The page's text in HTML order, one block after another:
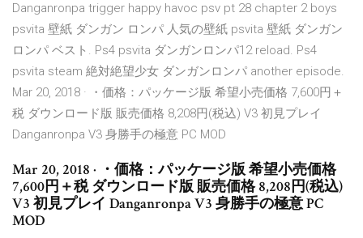
Danganronpa trigger happy havoc psv pt 28 chapter 2 boys
psvita 壁紙 ダンガン ロンパ 人気の壁紙 psvita 壁紙 ダンガン
ロンパ ベスト. Ps4 psvita ダンガンロンパ12 reload. Ps4
psvita steam 絶対絶望少女 ダンガンロンパ another episode.
Mar 20, 2018 · ・価格：パッケージ版 希望小売価格 7,600円＋
税 ダウンロード版 販売価格 8,208円(税込) V3 初見プレイ
Danganronpa V3 身勝手の極意 PC MOD
Mar 20, 2018 · ・価格：パッケージ版 希望小売価格
7,600円＋税 ダウンロード版 販売価格 8,208円(税込)
V3 初見プレイ Danganronpa V3 身勝手の極意 PC
MOD